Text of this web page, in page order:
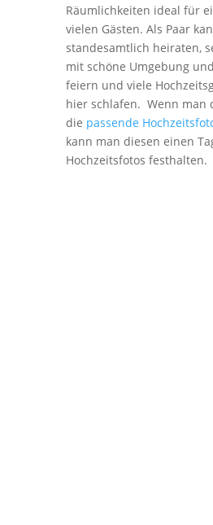
Räumlichkeiten ideal für
vielen Gästen. Als Paar
standesamtlich heiraten,
mit schöne Umgebung
feiern und viele
hier schlafen. Wenn man
die passende
kann man diesen einen
Hochzeitsfotos festhalten.